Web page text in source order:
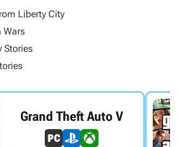
Liberty City
Wars
Stories
Grand Theft Auto V